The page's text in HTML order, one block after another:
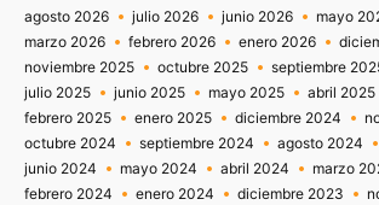
agosto 2026 julio 2026 junio 2026 mayo
marzo 2026
febrero 2026 enero 2026
noviembre 2025
octubre 2025 septiembre
julio 2025
junio 2025 mayo 2025 abril 2025
febrero 2025
enero 2025 diciembre 2024
octubre 2024
septiembre 2024 agosto 2024
junio 2024
mayo 2024 abril 2024
marzo
febrero 2024
enero 2024 diciembre 2023